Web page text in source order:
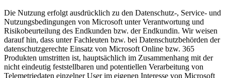
Die Nutzung erfolgt ausdrücklich zu den Datenschutz-, Service- und
Nutzungsbedingungen von Microsoft unter Verantwortung und
Risikobeurteilung des Endkunden bzw. der Endkundin. Wir weisen
darauf hin, dass unter Fachleuten bzw. bei Datenschutzbehörden der
datenschutzgerechte Einsatz von Microsoft Online bzw. 365
Produkten umstritten ist, hauptsächlich im Zusammenhang mit der
nicht eindeutig feststellbaren und potentiellen Verarbeitung von
Telemetriedaten einzelner User im eigenen Interesse von Microsoft